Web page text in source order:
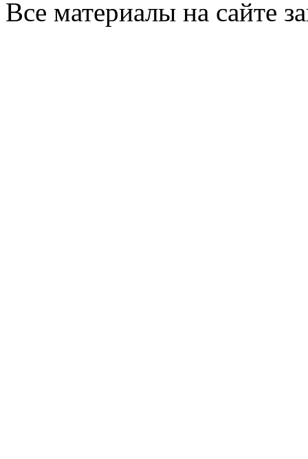
Все материалы на сайте